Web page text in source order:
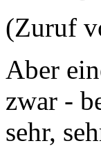
(Zuruf
Aber
zwar -
sehr,